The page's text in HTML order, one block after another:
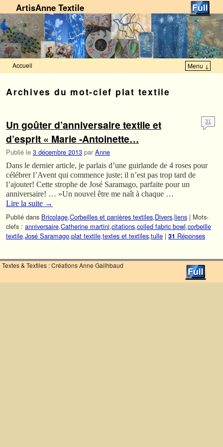
ArtisAnne Textile
Accueil Menu ↓
Archives du mot-clef plat textile
Un goûter d’anniversaire textile et
d’esprit « Marie -Antoinette…
Publié le 3 décembre 2013 par Anne
31
Dans le dernier article, je parlais d’une guirlande de 4 roses pour
célébrer l’Avent qui commence juste; il n’est pas trop tard de
l’ajouter! Cette strophe de José Saramago, parfaite pour un
anniversaire! … »Un nouvel être me naît à chaque …
Lire la suite →
Publié dans Bricolage,Corbeilles et panières textiles,Divers,liens | Mots-
clefs : anniversaire,Catherine martini,citations,coiled fabric bowl,corbeille
textile,José Saramago,plat textile,textes et textiles,tulle | 31 Réponses
Textes & Textiles : Créations Anne Gailhbaud